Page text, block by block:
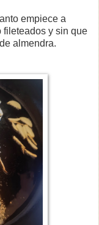
empiece a
fileteados y sin que
almendra.